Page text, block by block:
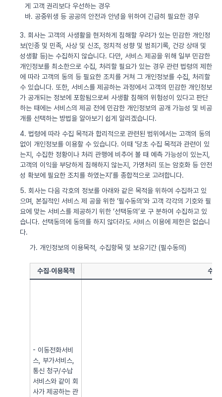
게 고객 권리보다 우선하는 경우
바. 공중위생 등 공공의 안전과 안녕을 위하여 긴급히 필요한 경우
3. 회사는 고객의 사생활을 현저하게 침해할 우려가 있는 민감한 개인정
보(인종 및 민족, 사상 및 신조, 정치적 성향 및 범죄기록, 건강 상태 및
성생활 등)는 수집하지 않습니다. 다만, 서비스 제공을 위해 일부 민감한
개인정보를 최소한으로 수집, 처리할 필요가 있는 경우 관련 법령의 제한
에 따라 고객의 동의 등 필요한 조치를 거쳐 그 개인정보를 수집, 처리할
수 있습니다. 또한, 서비스를 제공하는 과정에서 고객의 민감한 개인정보
가 공개되는 정보에 포함됨으로써 사생활 침해의 위험성이 있다고 판단
하는 때에는 서비스의 제공 전에 민감한 개인정보의 공개 가능성 및 비공
개를 선택하는 방법을 알아보기 쉽게 알리겠습니다.
4. 법령에 따라 수집 목적과 합리적으로 관련된 범위에서는 고객의 동의
없이 개인정보를 이용할 수 있습니다. 이때 ‘당초 수집 목적과 관련이 있
는지, 수집한 정황이나 처리 관행에 비추어 볼 때 예측 가능성이 있는지,
고객의 이익을 부당하게 침해하지 않는지, 가명처리 또는 암호화 등 안전
성 확보에 필요한 조치를 하였는지’를 종합적으로 고려합니다.
5. 회사는 다음 각호의 정보를 아래와 같은 목적을 위하여 수집하고 있
으며, 본질적인 서비스 제 공을 위한 ‘필수동의’와 고객 각각의 기호와 필
요에 맞는 서비스를 제공하기 위한 ‘선택동의’로 구 분하여 수집하고 있
습니다. 선택동의에 동의를 하지 않더라도 서비스 이용에 제한은 없습니
다.
가. 개인정보의 이용목적, 수집항목 및 보유기간 (필수동의)
수집·이용목적 수집
- 이동전화서비
스, 부가서비스,
통신 청구/수납
서비스와 같이 회
사가 제공하는 관